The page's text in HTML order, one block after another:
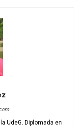
UdeG. Diplomada en